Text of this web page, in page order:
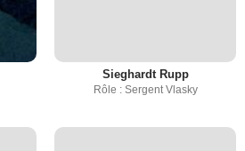
Sieghardt Rupp
Rôle : Sergent Vlasky